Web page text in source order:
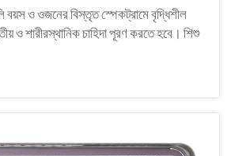
বয়স ও ওজনের বিস্তৃত স্পেকট্রামে বৃদ্ধিশীল
ও শারীরস্থানিক চাহিদা পূরণ করতে হবে। শিশু
সম্পূর্ণতা নির্ধারণ করে যে কোনো